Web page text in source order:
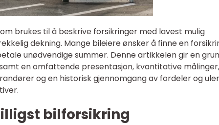
brukes til å beskrive forsikringer med lavest mulig
dekning. Mange bileiere ønsker å finne en
unødvendige summer. Denne artikkelen gir en
en omfattende presentasjon, kvantitative målinger,
og en historisk gjennomgang av fordeler og
bilforsikring